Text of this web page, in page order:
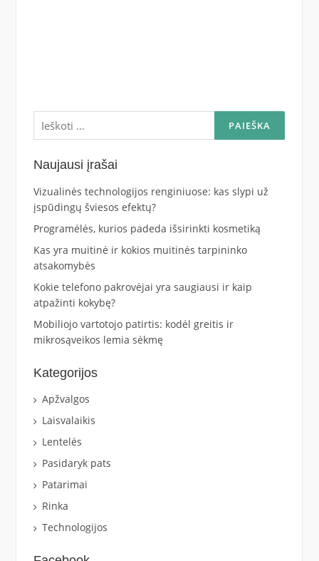
Ieškoti:
Naujausi įrašai
Vizualinės technologijos renginiuose: kas slypi už
įspūdingų šviesos efektų?
Programėlės, kurios padeda išsirinkti kosmetiką
Kas yra muitinė ir kokios muitinės tarpininko
atsakomybės
Kokie telefono pakrovėjai yra saugiausi ir kaip
atpažinti kokybę?
Mobiliojo vartotojo patirtis: kodėl greitis ir
mikrosąveikos lemia sėkmę
Kategorijos
Apžvalgos
Laisvalaikis
Lentelės
Pasidaryk pats
Patarimai
Rinka
Technologijos